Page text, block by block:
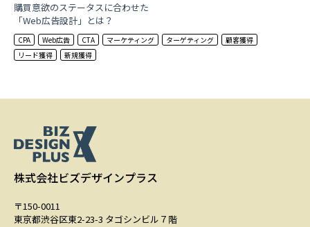
購買意欲のステータスに合わせた
「Web広告設計」とは？
CPA Web広告 CTA マーケティング ターゲティング
顧客獲得
リード獲得
新規獲得
株式会社ビズデザインプラス
〒150-0011
東京都渋谷区東2-23-3 タゴシンビル７階